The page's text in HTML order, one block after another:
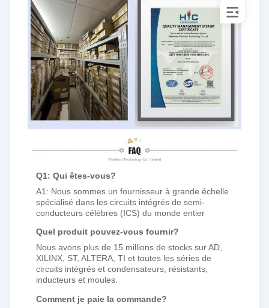
Q1: Qui êtes-vous?
A1: Nous sommes un fournisseur à grande échelle
spécialisé dans les circuits intégrés de semi-
conducteurs célèbres (ICS) du monde entier
Quel produit pouvez-vous fournir?
Nous avons plus de 15 millions de stocks sur AD,
XILINX, ST, ALTERA, TI et toutes les séries de
circuits intégrés et condensateurs, résistants,
inducteurs et moules.
Comment je paie la commande?